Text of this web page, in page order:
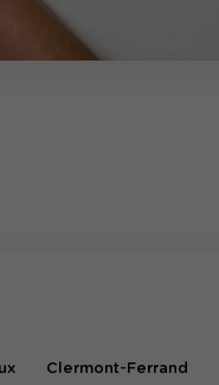
Clermont-Ferrand